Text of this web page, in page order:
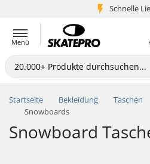
Schnelle
5+ Mio.
Menü
Startseite Bekleidung Taschen
Snowboards
Snowboard